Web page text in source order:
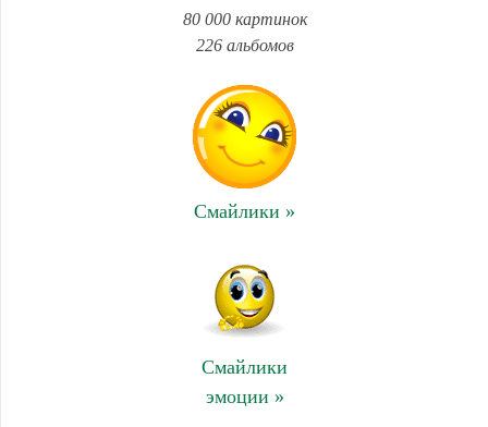
80 000 картинок
226 альбомов
Смайлики »
Смайлики
эмоции »